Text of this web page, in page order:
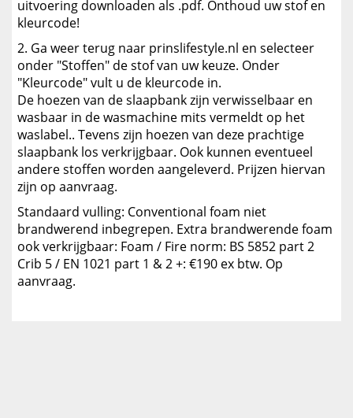
uitvoering downloaden als .pdf. Onthoud uw stof en
kleurcode!
Ga weer terug naar prinslifestyle.nl en selecteer
onder "Stoffen" de stof van uw keuze. Onder
"Kleurcode" vult u de kleurcode in.
De hoezen van de slaapbank zijn verwisselbaar en
wasbaar in de wasmachine mits vermeldt op het
waslabel.. Tevens zijn hoezen van deze prachtige
slaapbank los verkrijgbaar. Ook kunnen eventueel
andere stoffen worden aangeleverd. Prijzen hiervan
zijn op aanvraag.
Standaard vulling: Conventional foam niet
brandwerend inbegrepen. Extra brandwerende foam
ook verkrijgbaar: Foam / Fire norm: BS 5852 part 2
Crib 5 / EN 1021 part 1 & 2 +: €190 ex btw. Op
aanvraag.